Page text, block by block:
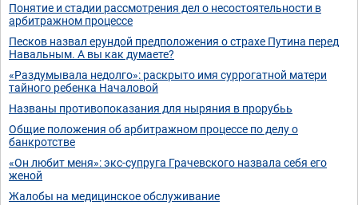
Понятие и стадии рассмотрения дел о несостоятельности в
арбитражном процессе
Песков назвал ерундой предположения о страхе Путина перед
Навальным. А вы как думаете?
«Раздумывала недолго»: раскрыто имя суррогатной матери
тайного ребенка Началовой
Названы противопоказания для ныряния в прорубьь
Общие положения об арбитражном процессе по делу о
банкротстве
«Он любит меня»: экс-супруга Грачевского назвала себя его
женой
Жалобы на медицинское обслуживание